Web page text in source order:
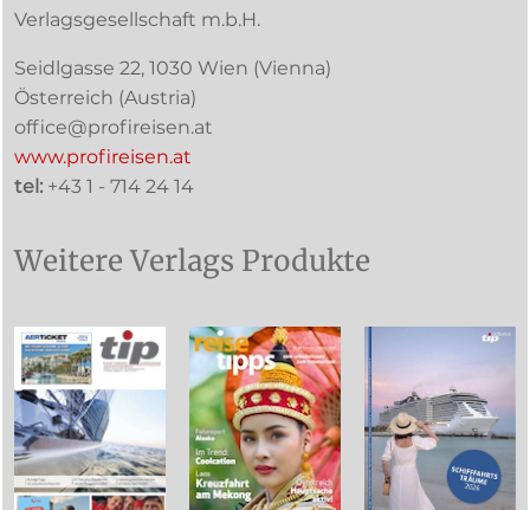
Verlagsgesellschaft m.b.H.
Seidlgasse 22, 1030 Wien (Vienna)
Österreich (Austria)
office@profireisen.at
www.profireisen.at
tel: +43 1 - 714 24 14
Weitere Verlags Produkte